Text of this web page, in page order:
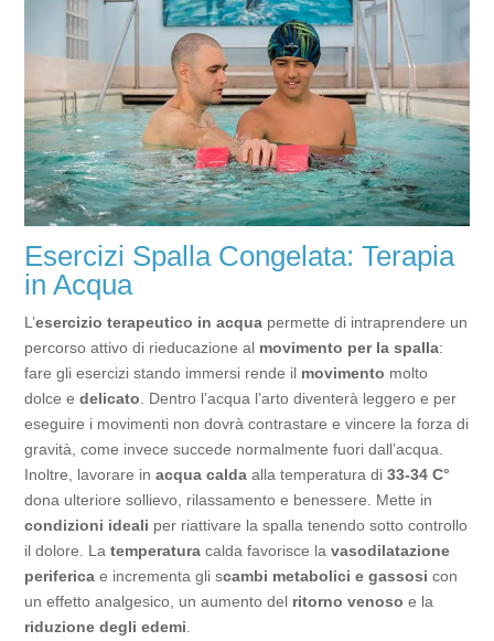
Esercizi Spalla Congelata: Terapia
in Acqua
L’esercizio terapeutico in acqua permette di intraprendere un
percorso attivo di rieducazione al movimento per la spalla:
fare gli esercizi stando immersi rende il movimento molto
dolce edelicato . Dentro l’acqua l’arto diventerà leggero e per
eseguire i movimenti non dovrà contrastare e vincere la forza di
gravità, come invece succede normalmente fuori dall’acqua.
Inoltre, lavorare inacqua calda alla temperatura di33-34 C°
dona ulteriore sollievo, rilassamento e benessere. Mette in
condizioni ideali per riattivare la spalla tenendo sotto controllo
il dolore. Latemperatura calda favorisce lavasodilatazione
periferica e incrementa gli scambi metabolici e gassosi con
un effetto analgesico, un aumento del ritorno venoso e la
riduzione degli edemi